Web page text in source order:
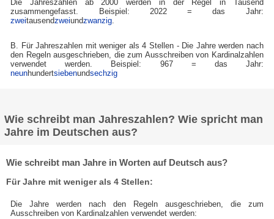
Die Jahreszahlen ab 2000 werden in der Regel in Tausend
zusammengefasst. Beispiel: 2022 = das Jahr:
zweitausendzweiundzwanzig
B. Für Jahreszahlen mit weniger als 4 Stellen - Die Jahre werden nach
den Regeln ausgeschrieben, die zum Ausschreiben von Kardinalzahlen
verwendet werden. Beispiel: 967 = das Jahr:
neunhundertsiebenundsechzig
Wie schreibt man Jahreszahlen? Wie spricht man
Jahre im Deutschen aus?
Wie schreibt man Jahre in Worten auf Deutsch aus?
Für Jahre mit weniger als 4 Stellen:
Die Jahre werden nach den Regeln ausgeschrieben, die zum
Ausschreiben von Kardinalzahlen verwendet werden: